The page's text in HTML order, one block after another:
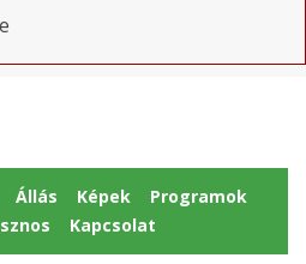
Állás Képek
Programok
Kapcsolat